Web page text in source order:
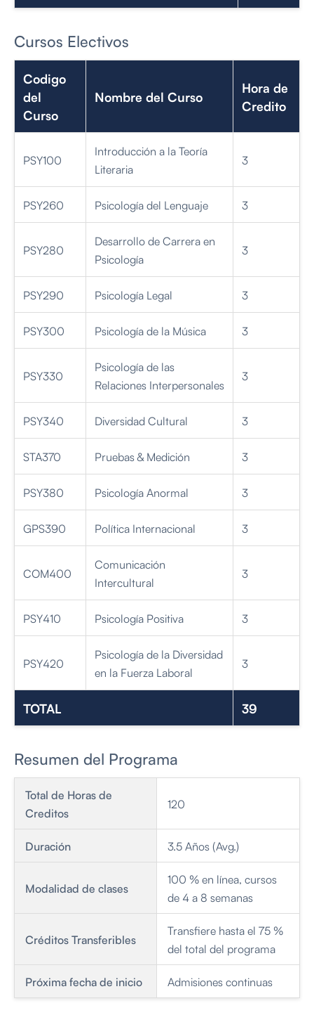
Cursos Electivos
Codigo
del
Curso
Nombre del Curso
Hora de
Credito
PSY100
Introducción a la Teoría
Literaria
3
PSY260 Psicología del Lenguaje 3
PSY280
Desarrollo de Carrera en
Psicología
3
PSY290 Psicología Legal 3
PSY300 Psicología de la Música 3
PSY330
Psicología de las
Relaciones Interpersonales
3
PSY340 Diversidad Cultural 3
STA370 Pruebas & Medición 3
PSY380 Psicología Anormal 3
GPS390 Política Internacional 3
COM400
Comunicación
Intercultural
3
PSY410 Psicología Positiva 3
PSY420
Psicología de la Diversidad
en la Fuerza Laboral
3
TOTAL 39
Resumen del Programa
Total de Horas de
Creditos
120
Duración 3.5 Años (Avg.)
Modalidad de clases
100 % en línea, cursos
de 4 a 8 semanas
Créditos Transferibles
Transfiere hasta el 75 %
del total del programa
Próxima fecha de inicio Admisiones continuas